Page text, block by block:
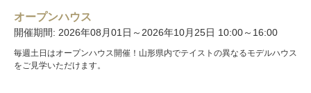
オープンハウス
開催期間: 2026年08月01日～2026年10月25日 10:00～16:00
毎週土日はオープンハウス開催！山形県内でテイストの異なるモデルハウス
をご見学いただけます。